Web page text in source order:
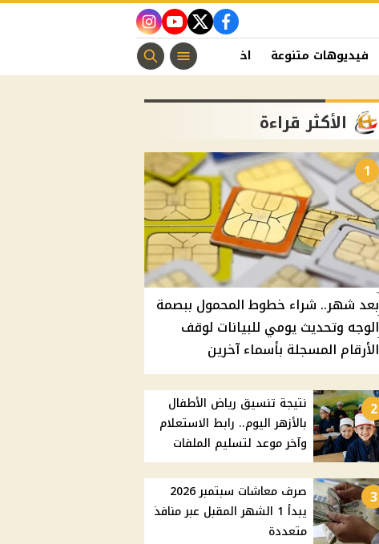
facebook
twitter
youtube
instagram
فيديوهات متنوعة اخبار الفن منوعات مسيحية
الأكثر قراءة
1
بعد شهر.. شراء خطوط المحمول ببصمة
الوجه وتحديث يومي للبيانات لوقف
الأرقام المسجلة بأسماء آخرين
2
نتيجة تنسيق رياض الأطفال
بالأزهر اليوم.. رابط الاستعلام
وآخر موعد لتسليم الملفات
3
صرف معاشات سبتمبر 2026
يبدأ 1 الشهر المقبل عبر منافذ
متعددة